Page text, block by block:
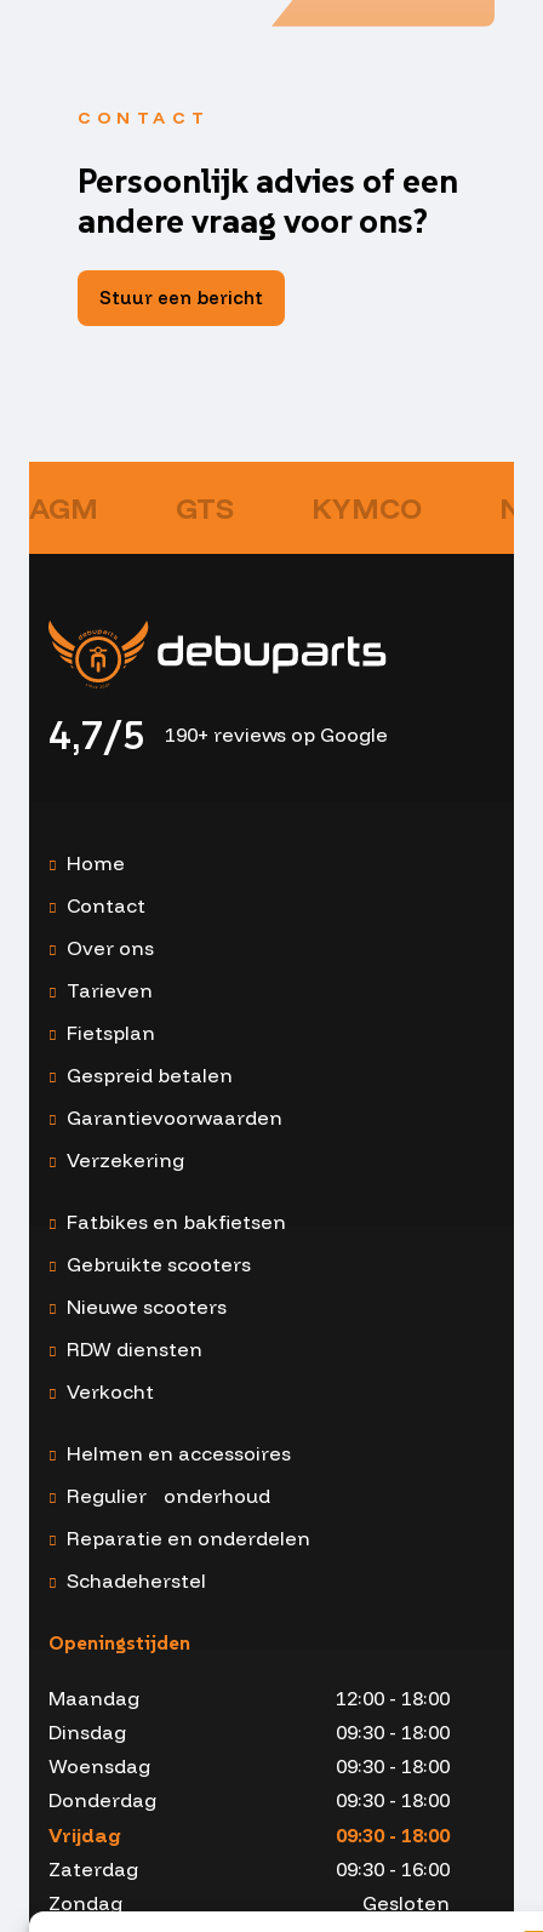
CONTACT
Persoonlijk advies of een
andere vraag voor ons?
Stuur een bericht
AGM GTS KYMCO
4,7/5 190+ reviews op Google
Home
Contact
Over ons
Tarieven
Fietsplan
Gespreid betalen
Garantievoorwaarden
Verzekering
Fatbikes en bakfietsen
Gebruikte scooters
Nieuwe scooters
RDW diensten
Verkocht
Helmen en accessoires
Regulier onderhoud
Reparatie en onderdelen
Schadeherstel
Openingstijden
Maandag
12:00 - 18:00
Dinsdag
09:30 - 18:00
Woensdag
09:30 - 18:00
Donderdag
09:30 - 18:00
Vrijdag
09:30 - 18:00
Zaterdag
09:30 - 16:00
Zondag
Gesloten